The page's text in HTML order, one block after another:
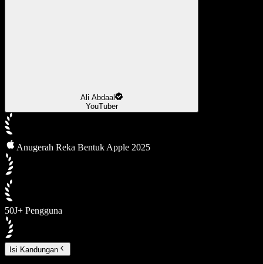
Ali Abdaal
YouTuber
Anugerah Reka Bentuk Apple 2025
50J+ Pengguna
Isi Kandungan